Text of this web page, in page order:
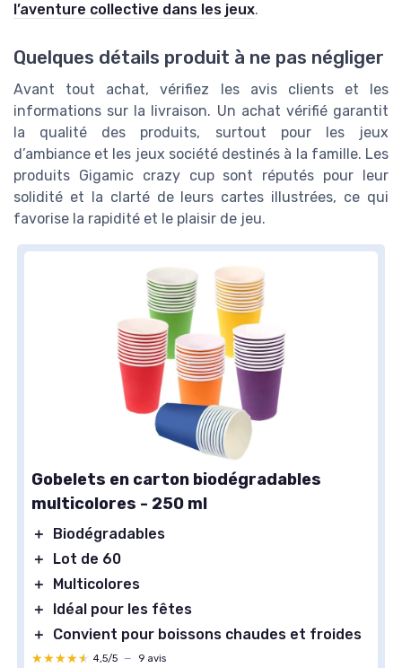
l’aventure collective dans les jeux.
Quelques détails produit à ne pas négliger
Avant tout achat, vérifiez les avis clients et les
informations sur la livraison. Un achat vérifié garantit
la qualité des produits, surtout pour les jeux
d’ambiance et les jeux société destinés à la famille. Les
produits Gigamic crazy cup sont réputés pour leur
solidité et la clarté de leurs cartes illustrées, ce qui
favorise la rapidité et le plaisir de jeu.
Gobelets en carton biodégradables
multicolores - 250 ml
＋
Biodégradables
＋
Lot de 60
＋
Multicolores
＋
Idéal pour les fêtes
＋
Convient pour boissons chaudes et froides
★★★★★
★★★★★ 4,5/5 — 9 avis